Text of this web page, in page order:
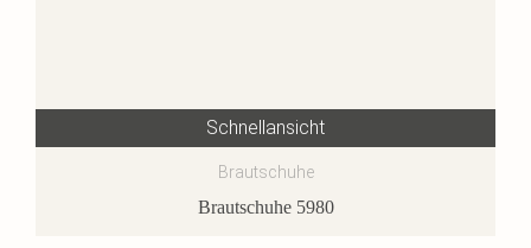
Schnellansicht
Brautschuhe
Brautschuhe 5980